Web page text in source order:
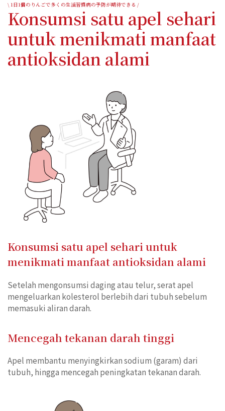
\ 1日1個のりんごで多くの生活習慣病の予防が期待できる /
Konsumsi satu apel sehari
untuk menikmati manfaat
antioksidan alami
Konsumsi satu apel sehari untuk
menikmati manfaat antioksidan alami
Setelah mengonsumsi daging atau telur, serat apel
mengeluarkan kolesterol berlebih dari tubuh sebelum
memasuki aliran darah.
Mencegah tekanan darah tinggi
Apel membantu menyingkirkan sodium (garam) dari
tubuh, hingga mencegah peningkatan tekanan darah.